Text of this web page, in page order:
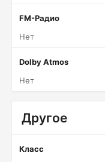
FM-Радио
Нет
Dolby Atmos
Нет
Другое
Класс